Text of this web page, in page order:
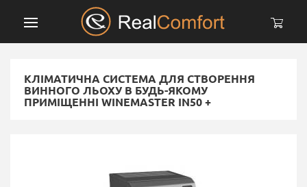
КЛІМАТИЧНА СИСТЕМА ДЛЯ СТВОРЕННЯ
ВИННОГО ЛЬОХУ В БУДЬ-ЯКОМУ
ПРИМІЩЕННІ WINEMASTER IN50 +